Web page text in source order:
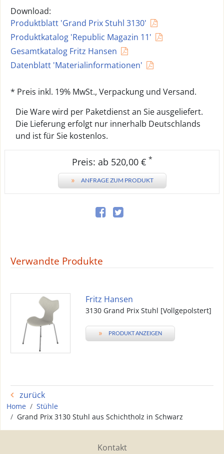
Download:
Produktblatt 'Grand Prix Stuhl 3130'
Produktkatalog 'Republic Magazin 11'
Gesamtkatalog Fritz Hansen
Datenblatt 'Materialinformationen'
* Preis inkl. 19% MwSt., Verpackung und Versand.
Die Ware wird per Paketdienst an Sie ausgeliefert.
Die Lieferung erfolgt nur innerhalb Deutschlands
und ist für Sie kostenlos.
Preis: ab 520,00 € *
» ANFRAGE ZUM PRODUKT
Verwandte Produkte
Fritz Hansen
3130 Grand Prix Stuhl [Vollgepolstert]
» PRODUKT ANZEIGEN
zurück
Home
Stühle
Grand Prix 3130 Stuhl aus Schichtholz in Schwarz
Kontakt